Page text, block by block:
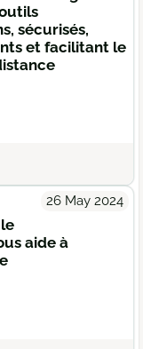
sécurisés,
et facilitant le
26 May 2024
aide à